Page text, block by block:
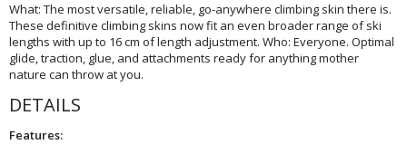
What: The most versatile, reliable, go-anywhere climbing skin there is.
These definitive climbing skins now fit an even broader range of ski
lengths with up to 16 cm of length adjustment. Who: Everyone. Optimal
glide, traction, glue, and attachments ready for anything mother
nature can throw at you.
DETAILS
Features: